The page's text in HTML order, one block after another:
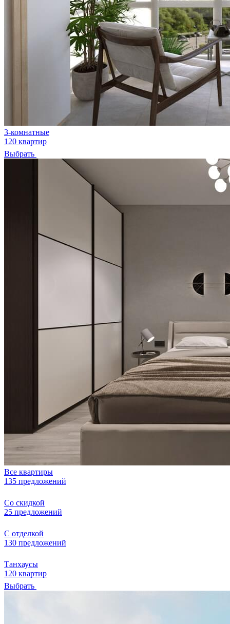
3-комнатные
120 квартир
Выбрать
Все квартиры
135 предложений
Со скидкой
25 предложений
С отделкой
130 предложений
Танхаусы
120 квартир
Выбрать